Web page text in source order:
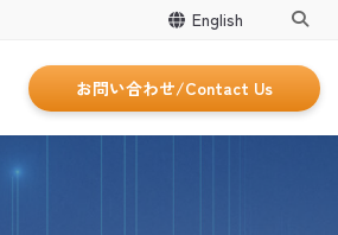
English
お問い合わせ/Contact Us